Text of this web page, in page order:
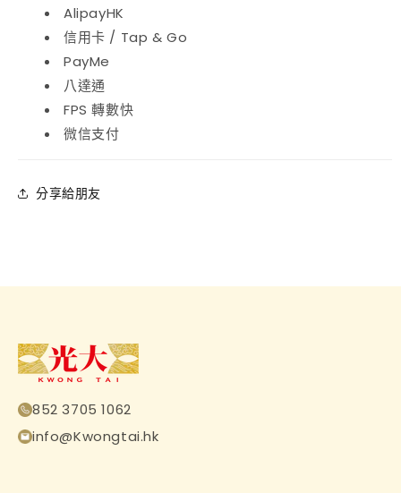
AlipayHK
信用卡 / Tap & Go
PayMe
八達通
FPS 轉數快
微信支付
分享給朋友
852 3705 1062
info@Kwongtai.hk